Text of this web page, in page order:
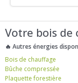
Votre bois de
🔥 Autres énergies
Bois de chauffage
Bûche compressée
Plaquette forestière